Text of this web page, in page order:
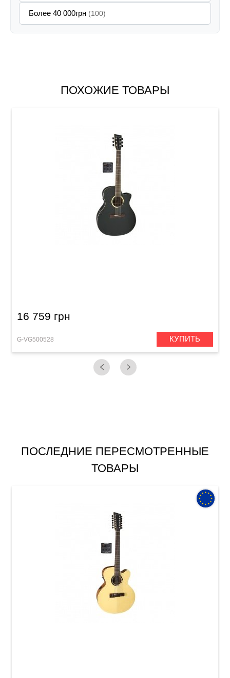
Более 40 000грн (100)
ПОХОЖИЕ ТОВАРЫ
16 759 грн
G-VG500528 КУПИТЬ
ПОСЛЕДНИЕ ПЕРЕСМОТРЕННЫЕ
ТОВАРЫ